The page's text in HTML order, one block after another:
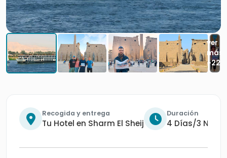
Recogida y entrega
Tu Hotel en Sharm El Sheij
Duración
4 Días/3